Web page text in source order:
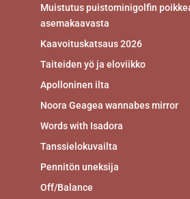
Muistutus puistominigolfin
asemakaavasta
Kaavoituskatsaus 2026
Taiteiden yö ja eloviikko
Apolloninen ilta
Noora Geagea wannabes mirror
Words with Isadora
Tanssielokuvailta
Pennitön uneksija
Off/Balance